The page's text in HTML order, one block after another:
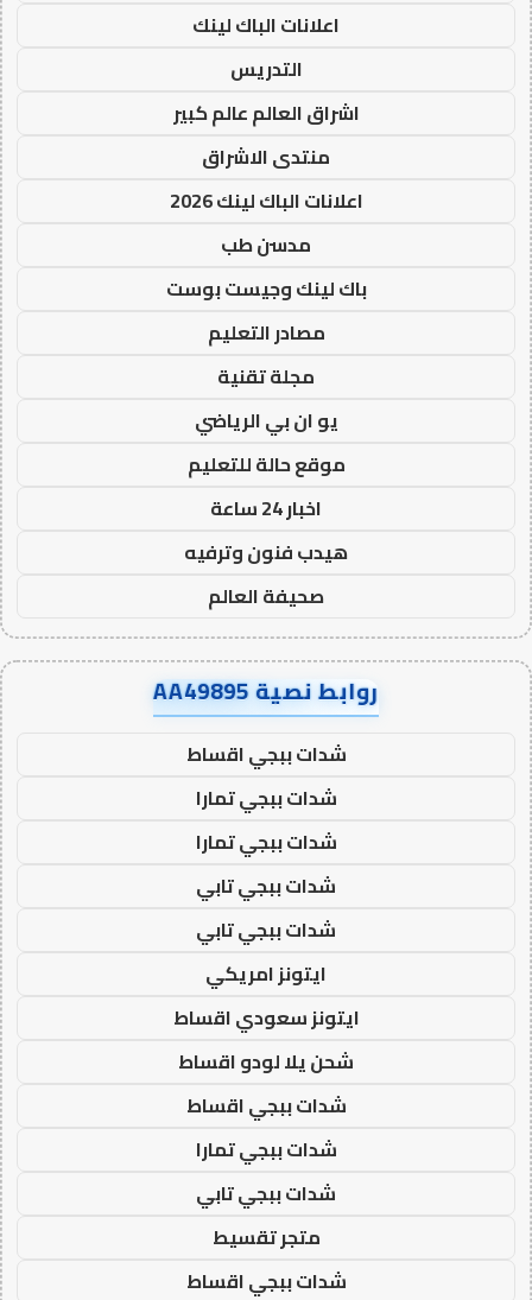
اعلانات الباك لينك
التدريس
اشراق العالم عالم كبير
منتدى الاشراق
اعلانات الباك لينك 2026
مدسن طب
باك لينك وجيست بوست
مصادر التعليم
مجلة تقنية
يو ان بي الرياضي
موقع حالة للتعليم
اخبار 24 ساعة
هيدب فنون وترفيه
صحيفة العالم
روابط نصية AA49895
شدات ببجي اقساط
شدات ببجي تمارا
شدات ببجي تمارا
شدات ببجي تابي
شدات ببجي تابي
ايتونز امريكي
ايتونز سعودي اقساط
شحن يلا لودو اقساط
شدات ببجي اقساط
شدات ببجي تمارا
شدات ببجي تابي
متجر تقسيط
شدات ببجي اقساط